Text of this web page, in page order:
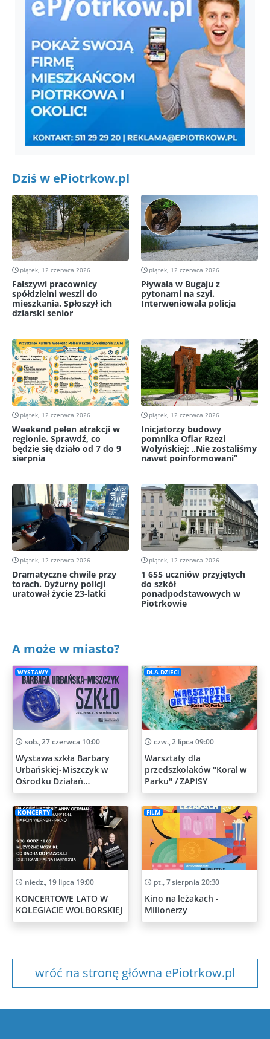
Dziś w ePiotrkow.pl
piątek, 12 czerwca 2026
Fałszywi pracownicy
spółdzielni weszli do
mieszkania. Spłoszył ich
dziarski senior
piątek, 12 czerwca 2026
Pływała w Bugaju z
pytonami na szyi.
Interweniowała policja
piątek, 12 czerwca 2026
Weekend pełen atrakcji w
regionie. Sprawdź, co
będzie się działo od 7 do 9
sierpnia
piątek, 12 czerwca 2026
Inicjatorzy budowy
pomnika Ofiar Rzezi
Wołyńskiej: „Nie zostaliśmy
nawet poinformowani”
piątek, 12 czerwca 2026
Dramatyczne chwile przy
torach. Dyżurny policji
uratował życie 23-latki
piątek, 12 czerwca 2026
1 655 uczniów przyjętych
do szkół
ponadpodstawowych w
Piotrkowie
A może w miasto?
WYSTAWY
sob., 27 czerwca 10:00
Wystawa szkła Barbary
Urbańskiej-Miszczyk w
Ośrodku Działań
Artystycznych
DLA DZIECI
czw., 2 lipca 09:00
Warsztaty dla
przedszkolaków "Koral w
Parku" / ZAPISY
KONCERTY
niedz., 19 lipca 19:00
KONCERTOWE LATO W
KOLEGIACIE WOLBORSKIEJ
FILM
pt., 7 sierpnia 20:30
Kino na leżakach -
Milionerzy
wróć na stronę główna ePiotrkow.pl